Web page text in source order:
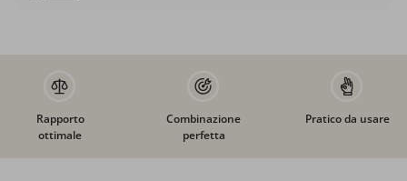
Rapporto
ottimale
Combinazione
perfetta
Pratico da usare